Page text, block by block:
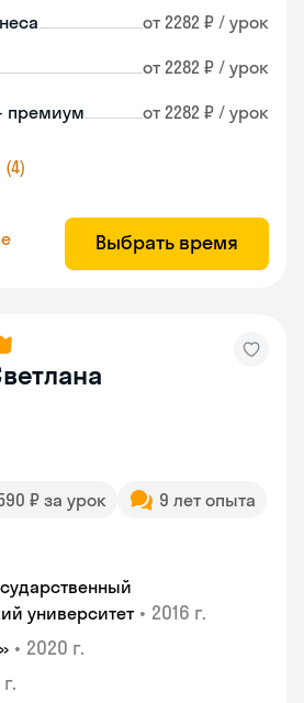
от 2282 ₽ / урок
от 2282 ₽ / урок
премиум от 2282 ₽ / урок
Выбрать время
₽ за урок
9 лет опыта
университет • 2016 г.
• 2020 г.